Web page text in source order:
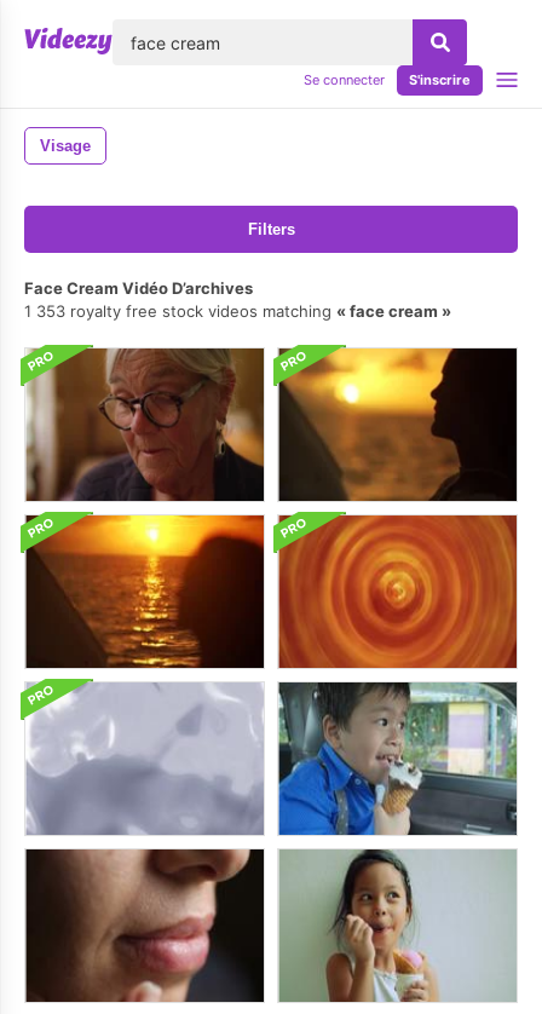
Se connecter S'inscrire
Visage
Filters
Face Cream Vidéo D’archives
1 353 royalty free stock videos matching
face cream